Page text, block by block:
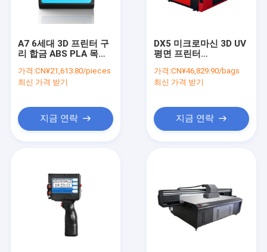
A7 6세대 3D 프린터 구
리 합금 ABS PLA 목재
전압 110-200V AC
가격:CN¥21,613.80/pieces
최신 가격 받기
지금 연락
DX5 미크로마신 3D UV
평면 프린터
라바이올레트 LED 잉크
젯 및 열 압력 페인트에
가격:CN¥46,829.90/bags
최신 가격 받기
지금 연락